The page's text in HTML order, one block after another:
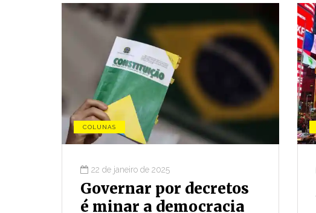
COLUNAS
22 de janeiro de 2025
Governar por decretos
é minar a democracia